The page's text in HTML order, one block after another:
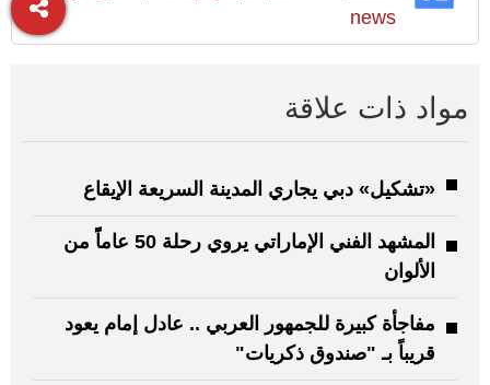
news
مواد ذات علاقة
«تشكيل» دبي يجاري المدينة السريعة الإيقاع
المشهد الفني الإماراتي يروي رحلة 50 عاماًً من
الألوان
مفاجأة كبيرة للجمهور العربي .. عادل إمام يعود
قريباً بـ "صندوق ذكريات"